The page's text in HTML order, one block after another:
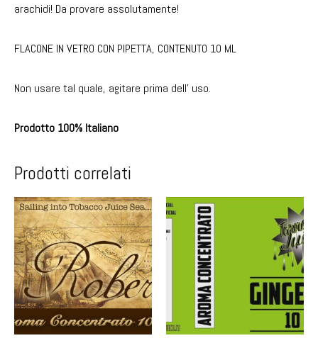
arachidi! Da provare assolutamente!
FLACONE IN VETRO CON PIPETTA, CONTENUTO 10 ML
Non usare tal quale, agitare prima dell’ uso.
Prodotto 100% Italiano
Prodotti correlati